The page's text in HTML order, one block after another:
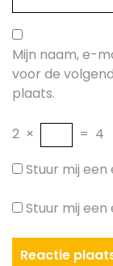
Mijn naam, e-
voor de
plaats.
2 × = 4
Stuur mij
Stuur mij